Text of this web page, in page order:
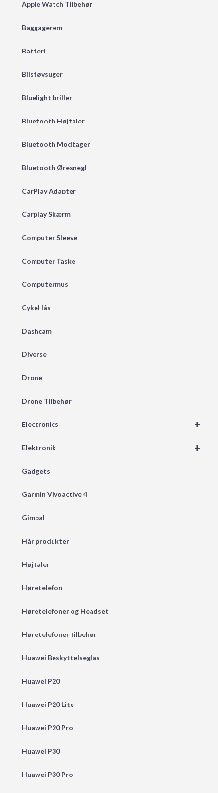
Apple Watch Tilbehør
Baggagerem
Batteri
Bilstøvsuger
Bluelight briller
Bluetooth Højtaler
Bluetooth Modtager
Bluetooth Øresnegl
CarPlay Adapter
Carplay Skærm
Computer Sleeve
Computer Taske
Computermus
Cykel lås
Dashcam
Diverse
Drone
Drone Tilbehør
+
Electronics
+
Elektronik
Gadgets
Garmin Vivoactive 4
Gimbal
Hår produkter
Højtaler
Høretelefon
Høretelefoner og Headset
Høretelefoner tilbehør
Huawei Beskyttelseglas
Huawei P20
Huawei P20 Lite
Huawei P20 Pro
Huawei P30
Huawei P30 Pro